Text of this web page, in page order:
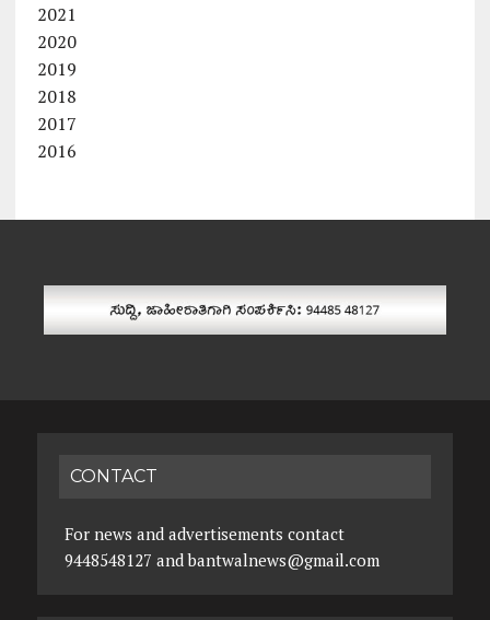
2021
2020
2019
2018
2017
2016
CONTACT
For news and advertisements contact
9448548127 and bantwalnews@gmail.com